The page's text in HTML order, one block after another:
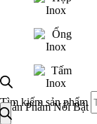
Tìm kiếm sản phẩm
Sản Phẩm Nổi Bật